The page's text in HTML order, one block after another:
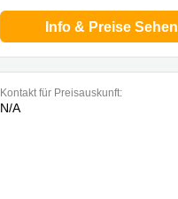
Info & Preise Sehen
Kontakt für Preisauskunft:
N/A